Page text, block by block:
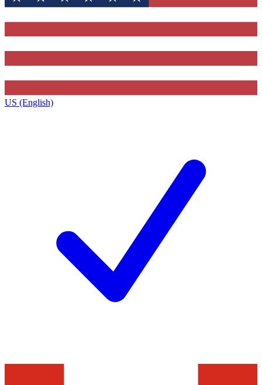
US (English)